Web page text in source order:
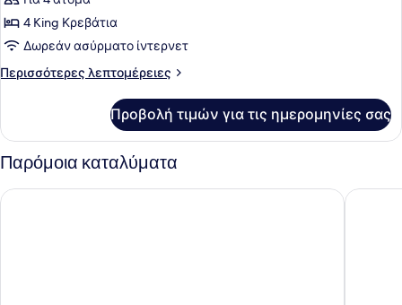
2
Υπνοδωμάτια,
Καπνιστών,
Κοιλάδα
4 King Κρεβάτια
Δωρεάν ασύρματο ίντερνετ
Περισσότερες λεπτομέρειες
Περισσότερες
Βίλα,
Υπνοδωμάτια,
Καπνιστών,
Προβολή τιμών για τις ημερομηνίες σας
Παρόμοια καταλύματα
Alas Petulu Villa Resort and Spa Hotel